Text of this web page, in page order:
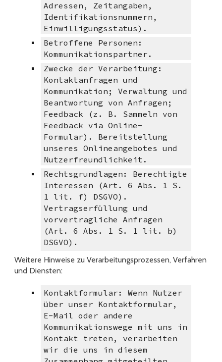
Adressen, Zeitangaben,
Identifikationsnummern,
Einwilligungsstatus).
Betroffene Personen:
Kommunikationspartner.
Zwecke der Verarbeitung:
Kontaktanfragen und
Kommunikation; Verwaltung und
Beantwortung von Anfragen;
Feedback (z. B. Sammeln von
Feedback via Online-
Formular). Bereitstellung
unseres Onlineangebotes und
Nutzerfreundlichkeit.
Rechtsgrundlagen: Berechtigte
Interessen (Art. 6 Abs. 1 S.
1 lit. f) DSGVO).
Vertragserfüllung und
vorvertragliche Anfragen
(Art. 6 Abs. 1 S. 1 lit. b)
DSGVO).
Weitere Hinweise zu Verarbeitungsprozessen, Verfahren
und Diensten:
Kontaktformular: Wenn Nutzer
über unser Kontaktformular,
E-Mail oder andere
Kommunikationswege mit uns in
Kontakt treten, verarbeiten
wir die uns in diesem